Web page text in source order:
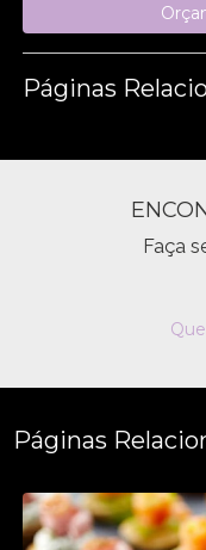
Páginas
Faça
Páginas